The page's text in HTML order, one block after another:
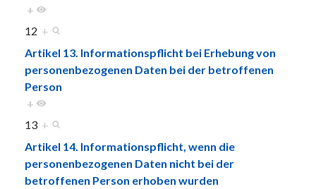
+
12 +
Artikel 13. Informationspflicht bei Erhebung von
personenbezogenen Daten bei der betroffenen
Person
+
13 +
Artikel 14. Informationspflicht, wenn die
personenbezogenen Daten nicht bei der
betroffenen Person erhoben wurden